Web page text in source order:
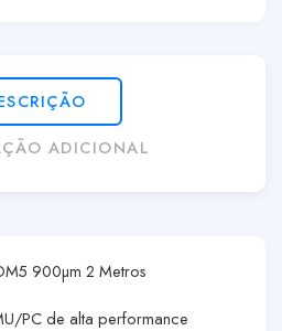
ADICIONAL
900µm 2 Metros
PC de alta performance